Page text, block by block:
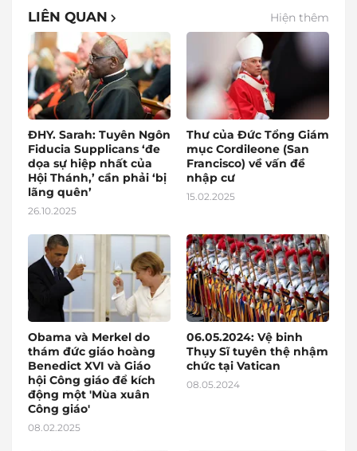
LIÊN QUAN Hiện thêm
ĐHY. Sarah: Tuyên Ngôn
Fiducia Supplicans ‘đe
dọa sự hiệp nhất của
Hội Thánh,’ cần phải ‘bị
lãng quên’
26.10.2025
Thư của Đức Tổng Giám
mục Cordileone (San
Francisco) về vấn đề
nhập cư
15.02.2025
Obama và Merkel do
thám đức giáo hoàng
Benedict XVI và Giáo
hội Công giáo để kích
động một 'Mùa xuân
Công giáo'
08.02.2025
06.05.2024: Vệ binh
Thụy Sĩ tuyên thệ nhậm
chức tại Vatican
08.05.2024